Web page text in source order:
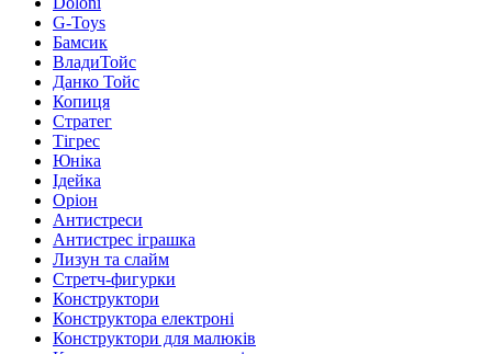
G-Toys
Бамсик
ВладиТойс
Данко Тойс
Копиця
Стратег
Тігрес
Юніка
Ідейка
Оріон
Антистреси
Антистрес іграшка
Лизун та слайм
Стретч-фигурки
Конструктори
Конструктора електроні
Конструктори для малюків